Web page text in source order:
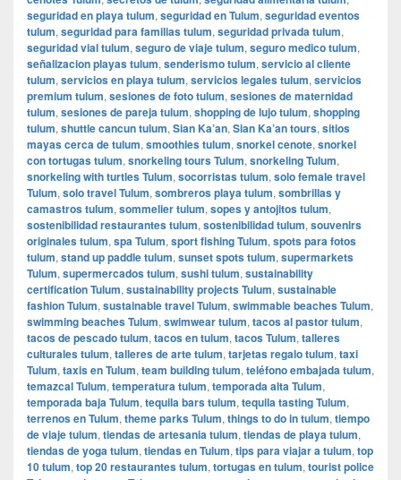
seguridad en playa tulum, seguridad en Tulum, seguridad eventos
tulum, seguridad para familias tulum, seguridad privada tulum,
seguridad vial tulum, seguro de viaje tulum, seguro medico tulum,
señalizacion playas tulum, senderismo tulum, servicio al cliente
tulum, servicios en playa tulum, servicios legales tulum, servicios
premium tulum, sesiones de foto tulum, sesiones de maternidad
tulum, sesiones de pareja tulum, shopping de lujo tulum, shopping
tulum, shuttle cancun tulum, Sian Ka’an, Sian Ka’an tours, sitios
mayas cerca de tulum, smoothies tulum, snorkel cenote, snorkel
con tortugas tulum, snorkeling tours Tulum, snorkeling Tulum,
snorkeling with turtles Tulum, socorristas tulum, solo female travel
Tulum, solo travel Tulum, sombreros playa tulum, sombrillas y
camastros tulum, sommelier tulum, sopes y antojitos tulum,
sostenibilidad restaurantes tulum, sostenibilidad tulum, souvenirs
originales tulum, spa Tulum, sport fishing Tulum, spots para fotos
tulum, stand up paddle tulum, sunset spots tulum, supermarkets
Tulum, supermercados tulum, sushi tulum, sustainability
certification Tulum, sustainability projects Tulum, sustainable
fashion Tulum, sustainable travel Tulum, swimmable beaches Tulum,
swimming beaches Tulum, swimwear tulum, tacos al pastor tulum,
tacos de pescado tulum, tacos en tulum, tacos Tulum, talleres
culturales tulum, talleres de arte tulum, tarjetas regalo tulum, taxi
Tulum, taxis en Tulum, team building tulum, teléfono embajada tulum,
temazcal Tulum, temperatura tulum, temporada alta Tulum,
temporada baja Tulum, tequila bars tulum, tequila tasting Tulum,
terrenos en Tulum, theme parks Tulum, things to do in tulum, tiempo
de viaje tulum, tiendas de artesania tulum, tiendas de playa tulum,
tiendas de yoga tulum, tiendas en Tulum, tips para viajar a tulum, top
10 tulum, top 20 restaurantes tulum, tortugas en tulum, tourist police